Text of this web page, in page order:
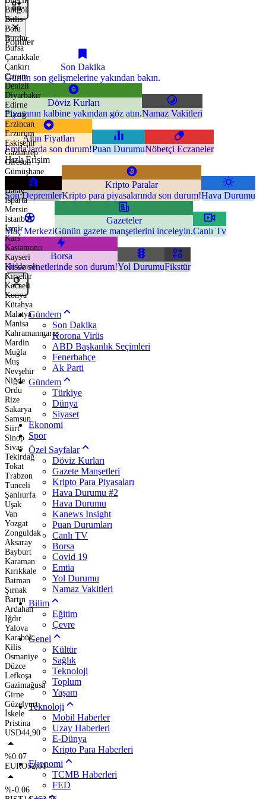
Bingöl
Bitlis
Bolu
Burdur
Bursa
Çanakkale
Çankırı
Çorum
Denizli
Diyarbakır
Edirne
Elazığ
Erzincan
Erzurum
Eskişehir
Gaziantep
Giresun
Gümüşhane
Hakkari
Hatay
Isparta
Mersin
İstanbul
İzmir
Kars
Kastamonu
Kayseri
Kırklareli
Kırşehir
Kocaeli
Konya
Kütahya
Malatya
Manisa
Kahramanmaraş
Mardin
Muğla
Muş
Nevşehir
Niğde
Ordu
Rize
Sakarya
Samsun
Siirt
Sinop
Sivas
Tekirdağ
Tokat
Trabzon
Tunceli
Şanlıurfa
Uşak
Van
Yozgat
Zonguldak
Aksaray
Bayburt
Karaman
Kırıkkale
Batman
Şırnak
Bartın
Ardahan
Iğdır
Yalova
Karabük
Kilis
Osmaniye
Düzce
Lefkoşa
Gazimağusa
Girne
Güzelyurt
İskele
Pristina
USD44,90
%0.07
EURO52,91
%-0.06
Popüler
Son Dakika
Günün son gelişmelerine yakından bakın.
Döviz Kurları
Piyasanın kalbine yakından göz atın.Namaz Vakitleri
Altın Fiyatları
Emtia'larda son durum!Puan DurumuNöbetçi Eczaneler
Hızlı Erişim
Son Depremler
Kripto Paralar
Kripto para piyasalarında son durum!Hava Durumu
Maç Merkezi
Gazeteler
Günün gazete manşetlerini inceleyin.Canlı Tv
Borsa
Hisse senetlerinde son durum!Yol DurumuFikstür
Gündem
Son Dakika
Korona Virüs
ABD Başkanlık Seçimleri
Fenerbahçe
Ak Parti
Gündem
Türkiye
Dünya
Siyaset
Ekonomi
Spor
Özel Sayfalar
Döviz Kurları
Gazete Manşetleri
Kripto Para Piyasaları
Hava Durumu #2
Hava Durumu
Kanews Insight
Puan Durumları
Canlı TV
Borsa
Covid 19
Emtia
Yol Durumu
Namaz Vakitleri
Bilim
Eğitim
Çevre
Genel
Kültür
Sağlık
Teknoloji
Toplum
Yaşam
Teknoloji
Mobil Haberler
Uzay Haberleri
E-Dünya
Kripto Para Haberleri
Ekonomi
TCMB Haberleri
FED